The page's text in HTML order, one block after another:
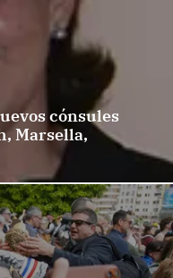
cónsules
Marsella,